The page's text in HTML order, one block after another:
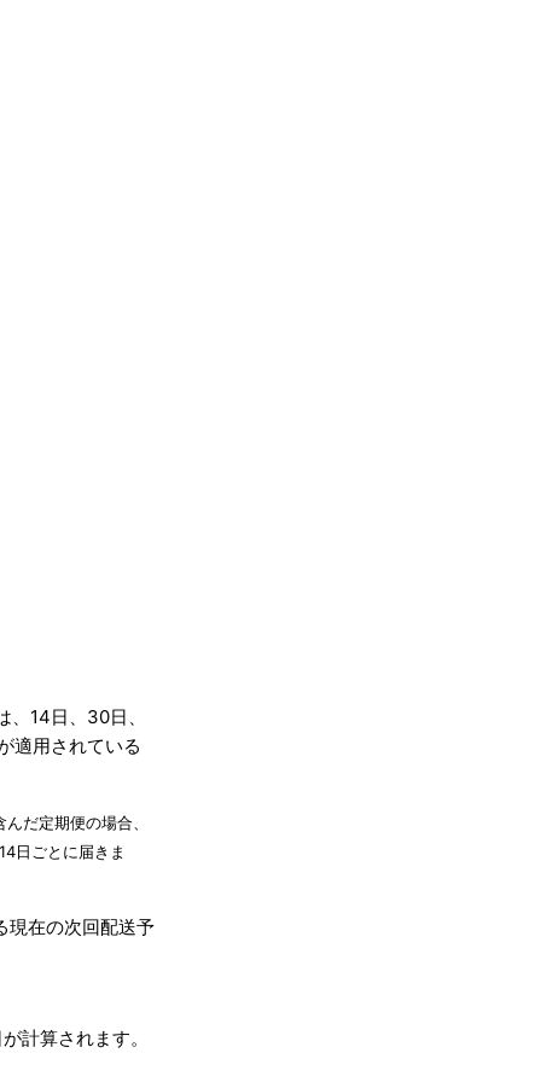
14日、30日、
適用されている
だ定期便の場合、
日ごとに届きま
現在の次回配送予
計算されます。